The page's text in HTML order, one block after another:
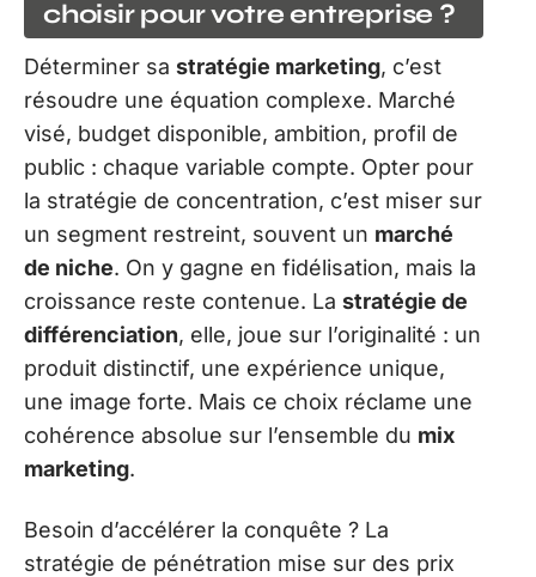
choisir pour votre entreprise ?
Déterminer sa stratégie marketing, c’est
résoudre une équation complexe. Marché
visé, budget disponible, ambition, profil de
public : chaque variable compte. Opter pour
la stratégie de concentration, c’est miser sur
un segment restreint, souvent un marché
de niche. On y gagne en fidélisation, mais la
croissance reste contenue. La stratégie de
différenciation, elle, joue sur l’originalité : un
produit distinctif, une expérience unique,
une image forte. Mais ce choix réclame une
cohérence absolue sur l’ensemble du mix
marketing.
Besoin d’accélérer la conquête ? La
stratégie de pénétration mise sur des prix